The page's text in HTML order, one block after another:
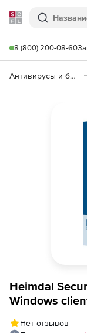
Softline
Поиск
8 (800) 200-08-60
Антивирусы и безопасность
Heimdal
Windows
Нет отзывов